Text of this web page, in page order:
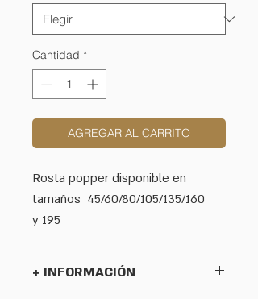
Cantidad *
AGREGAR AL CARRITO
Rosta popper disponible en
tamaños 45/60/80/105/135/160
y 195
+ INFORMACIÓN